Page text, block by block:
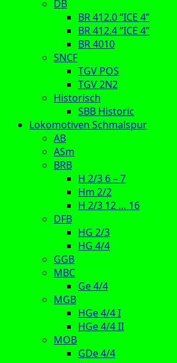
DB
BR 412.0 “ICE 4”
BR 412.4 “ICE 4”
BR 4010
SNCF
TGV POS
TGV 2N2
Historisch
SBB Historic
Lokomotiven Schmalspur
AB
ASm
BRB
H 2/3 6 – 7
Hm 2/2
H 2/3 12 … 16
DFB
HG 2/3
HG 4/4
GGB
MBC
Ge 4/4
MGB
HGe 4/4 I
HGe 4/4 II
MOB
GDe 4/4